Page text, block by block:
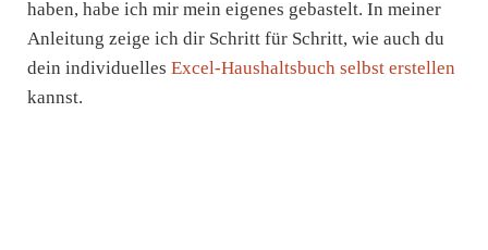
haben, habe ich mir mein eigenes gebastelt. In meiner
Anleitung zeige ich dir Schritt für Schritt, wie auch du
dein individuelles Excel-Haushaltsbuch selbst erstellen
kannst.